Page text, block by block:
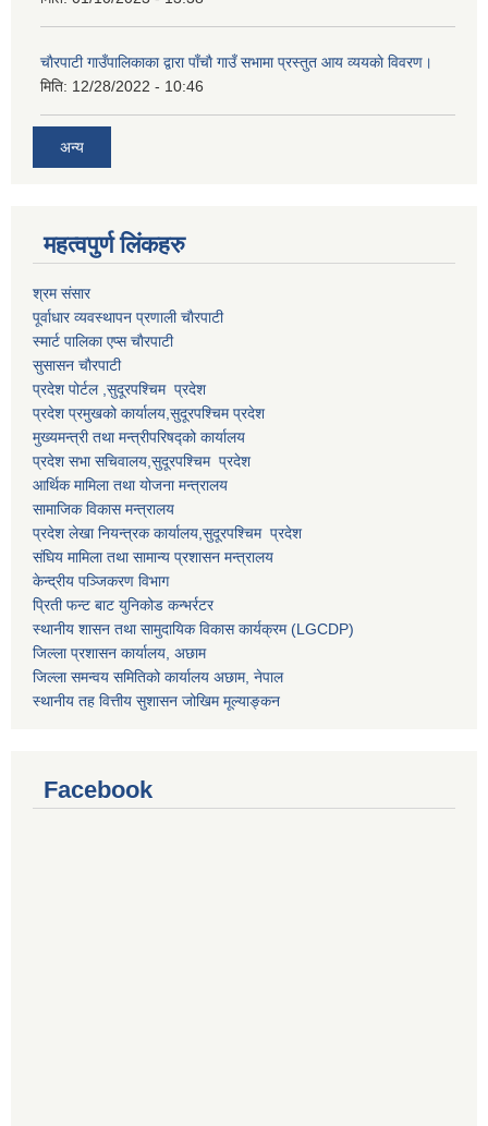
चाैरपाटी गाउँपालिकाका द्वारा पाँचाै गाउँ सभामा प्रस्तुत आय व्ययकाे विवरण।
मिति: 12/28/2022 - 10:46
अन्य
महत्वपुर्ण लि‌ंकहरु
श्रम संसार
पूर्वाधार व्यवस्थापन प्रणाली चाैरपाटी
स्मार्ट पालिका एप्स चाैरपाटी
सुसासन चाैरपाटी
प्रदेश पोर्टल ,सुदूरपश्चिम प्रदेश
प्रदेश प्रमुखको कार्यालय,सुदूरपश्चिमप्रदेश
मुख्यमन्त्री तथा मन्त्रीपरिषद्को कार्यालय
प्रदेश सभा सचिवालय,सुदूरपश्चिम प्रदेश
आर्थिक मामिला तथा योजना मन्त्रालय
सामाजिक विकास मन्त्रालय
प्रदेश लेखा नियन्त्रक कार्यालय,सुदूरपश्चिम प्रदेश
संघिय मामिला तथा सामान्य प्रशासन मन्त्रालय
केन्द्रीय पञ्जिकरण विभाग
प्रिती फन्ट बाट युनिकोड कन्भर्रटर
स्थानीय शासन तथा सामुदायिक विकास कार्यक्रम (LGCDP)
जिल्ला प्रशासन कार्यालय, अछाम
जिल्ला समन्वय समितिको कार्यालय अछाम, नेपाल
स्थानीय तह वित्तीय सुशासन जोखिम मूल्याङ्कन
Facebook